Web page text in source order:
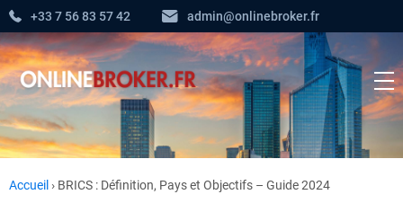
+33 7 56 83 57 42 admin@onlinebroker.fr
Accueil › BRICS : Définition, Pays et Objectifs – Guide 2024